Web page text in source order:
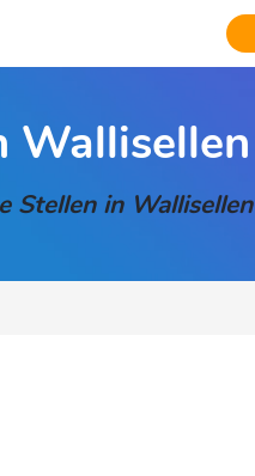
Wallisellen
Stellen in Wallisellen